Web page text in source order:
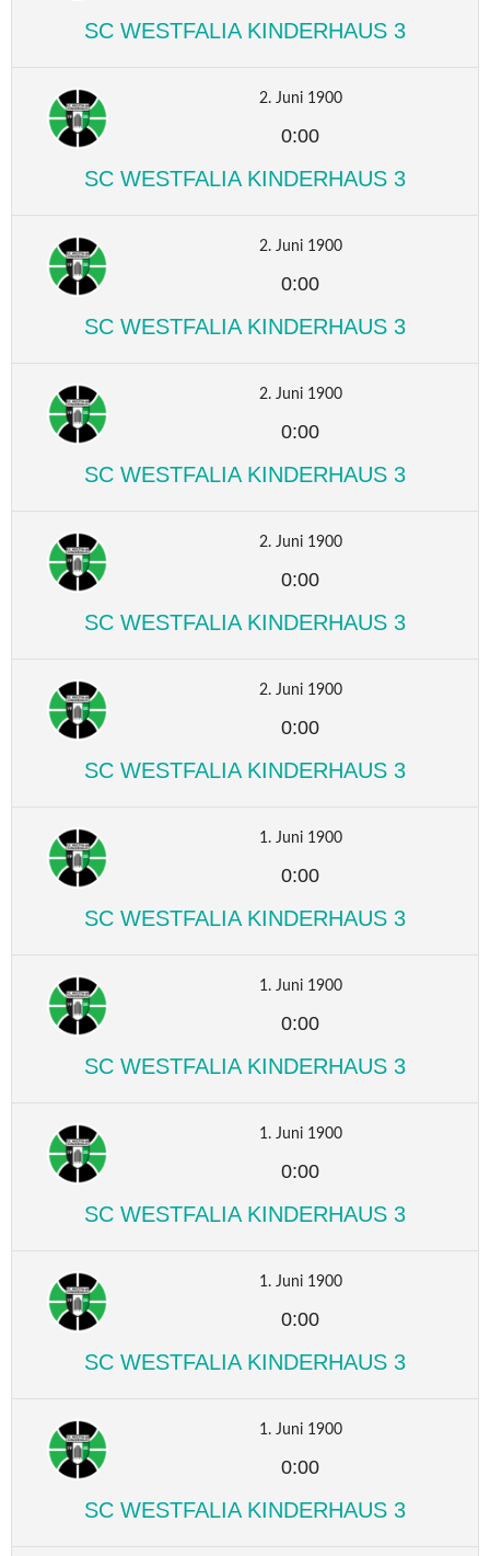
SC WESTFALIA KINDERHAUS 3
2. Juni 1900
0:00
SC WESTFALIA KINDERHAUS 3
2. Juni 1900
0:00
SC WESTFALIA KINDERHAUS 3
2. Juni 1900
0:00
SC WESTFALIA KINDERHAUS 3
2. Juni 1900
0:00
SC WESTFALIA KINDERHAUS 3
2. Juni 1900
0:00
SC WESTFALIA KINDERHAUS 3
1. Juni 1900
0:00
SC WESTFALIA KINDERHAUS 3
1. Juni 1900
0:00
SC WESTFALIA KINDERHAUS 3
1. Juni 1900
0:00
SC WESTFALIA KINDERHAUS 3
1. Juni 1900
0:00
SC WESTFALIA KINDERHAUS 3
1. Juni 1900
0:00
SC WESTFALIA KINDERHAUS 3